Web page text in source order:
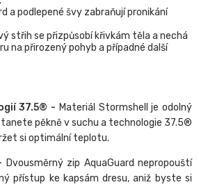
a podlepené švy zabraňují pronikání
střih se přizpůsobí křivkám těla a nechá
na přirozený pohyb a případné další
37.5® - Materiál Stormshell je odolný
pěkně v suchu a technologie 37.5®
si optimální teplotu.
Dvousměrný zip AquaGuard nepropouští
přístup ke kapsám dresu, aniž byste si